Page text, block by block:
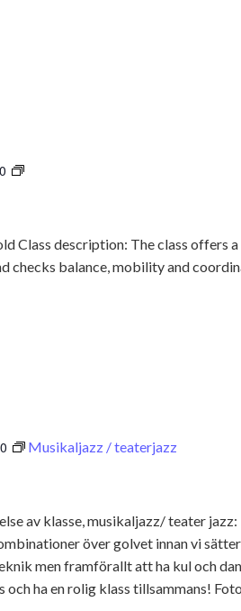
Samtidsdans
Class description: The class offers
checks balance, mobility and
Musikaljazz / teaterjazz
av klasse, musikaljazz/ teater
över golvet innan vi
men framförallt att ha kul och
och ha en rolig klass tillsammans!